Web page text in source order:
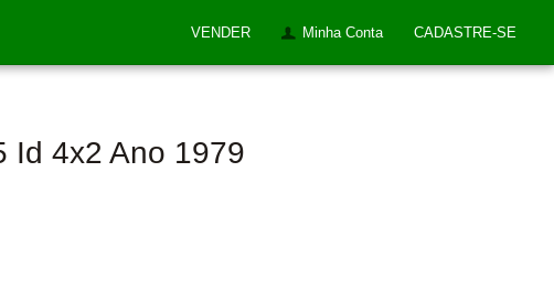
VENDER Minha Conta CADASTRE-SE
Id 4x2 Ano 1979